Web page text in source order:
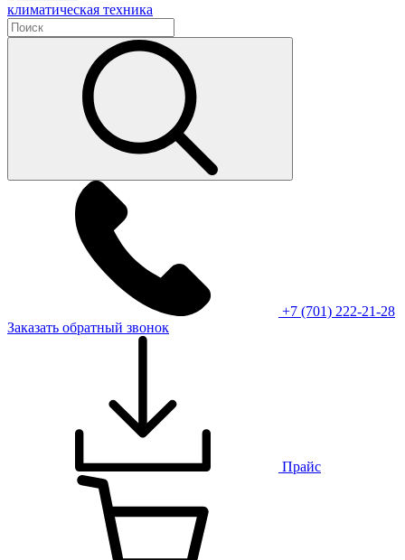
климатическая техника
+7 (701) 222-21-28
Заказать обратный звонок
Прайс